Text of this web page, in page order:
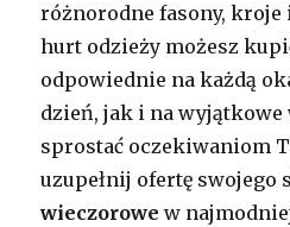
różnorodne fasony,
hurt odzieży możesz
odpowiednie na każdą
dzień, jak i na wyjątkowe
sprostać oczekiwaniom
uzupełnij ofertę swojego
wieczorowe w